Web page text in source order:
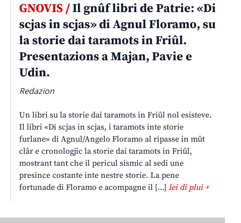
GNOVIS /Il gnûf libri de Patrie: «Di
scjas in scjas» di Agnul Floramo, su
la storie dai taramots in Friûl.
Presentazions a Majan, Pavie e
Udin.
Redazion
Un libri su la storie dai taramots in Friûl nol esisteve.
Il libri «Di scjas in scjas, i taramots inte storie
furlane» di Agnul/Angelo Floramo al ripasse in mût
clâr e cronologjic la storie dai taramots in Friûl,
mostrant tant che il pericul sismic al sedi une
presince costante inte nestre storie. La pene
fortunade di Floramo e acompagne il […]lei di plui +